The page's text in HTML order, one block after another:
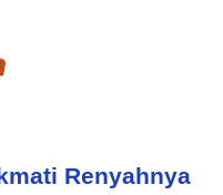
Renyahnya